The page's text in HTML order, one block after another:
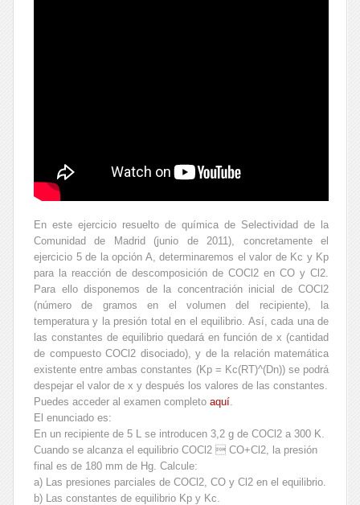
En este ejercicio resuelto de química de Selectividad de la
Comunidad de Madrid (junio de 2011), concretamente el
ejercicio 5 de la opción A, determinaremos el valor de Kc y Kp
para la reacción de descomposición de COCl2 en CO y Cl2.
Para ello disponemos de la concentración inicial de COCl2
(número de gramos en el volumen del recipiente), la
temperatura y la presión total en el equilibrio. Así, cada una de
las constantes de equilibrio quedará en función de x (cantidad
de compuesto COCl2 disociado), y de la relación matemática
existente entre ambas constantes (Kp = Kc(RT)^(Dn)) se podrá
despejar el valor de x y después los valores de las constantes.
Puedes acceder al examen completo aquí.
El enunciado es:
En un recipiente de 5 L se introducen 3,2 g de COCl2 a 300 K.
Cuando se alcanza el equilibrio COCl2  CO+Cl2, la presión
final es de 180 mm de Hg. Calcule:
a) Las presiones parciales de COCl2, CO y Cl2 en el equilibrio.
b) Las constantes de equilibrio Kp y Kc.